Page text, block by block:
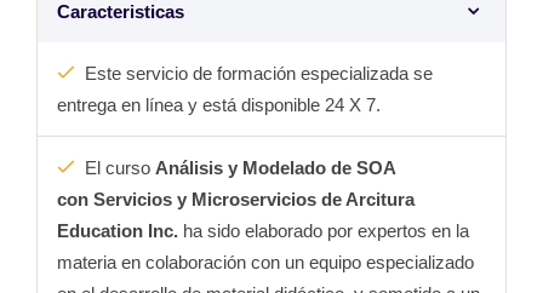
Caracteristicas
Este servicio de formación especializada se
entrega en línea y está disponible 24 X 7.
El curso Análisis y Modelado de SOA
con Servicios y Microservicios de Arcitura
Education Inc. ha sido elaborado por expertos en la
materia en colaboración con un equipo especializado